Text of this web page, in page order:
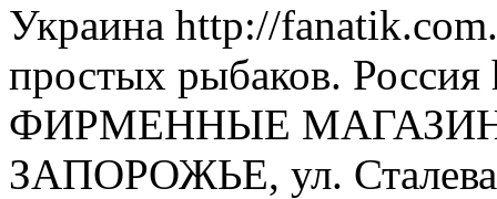
Украина http://
простых рыбаков.
ФИРМЕННЫЕ
ЗАПОРОЖЬЕ, ул.